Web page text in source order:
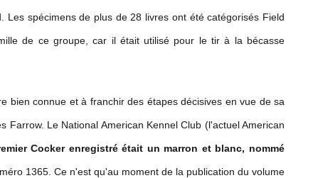
spécimens de plus de 28 livres ont été catégorisés Field
de ce groupe, car il était utilisé pour le tir à la bécasse
bien connue et à franchir des étapes décisives en vue de sa
Le National American Kennel Club (l'actuel American
Cocker enregistré était un marron et blanc, nommé
1365. Ce n'est qu'au moment de la publication du volume